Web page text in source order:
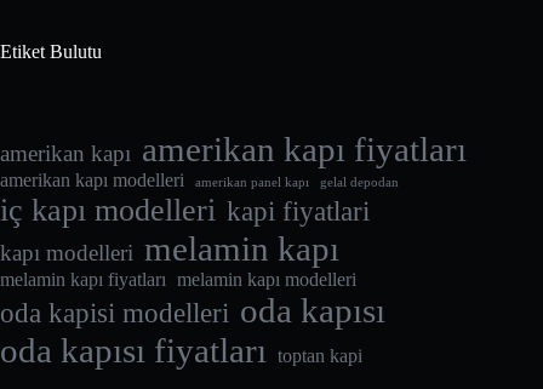
Etiket Bulutu
amerikan kapı amerikan kapı fiyatları
amerikan kapı modelleri amerikan panel kapı gelal depodan
iç kapı modelleri kapi fiyatlari
kapı modelleri melamin kapı
melamin kapı fiyatları melamin kapı modelleri
oda kapisi modelleri oda kapısı
oda kapısı fiyatları
toptan kapi